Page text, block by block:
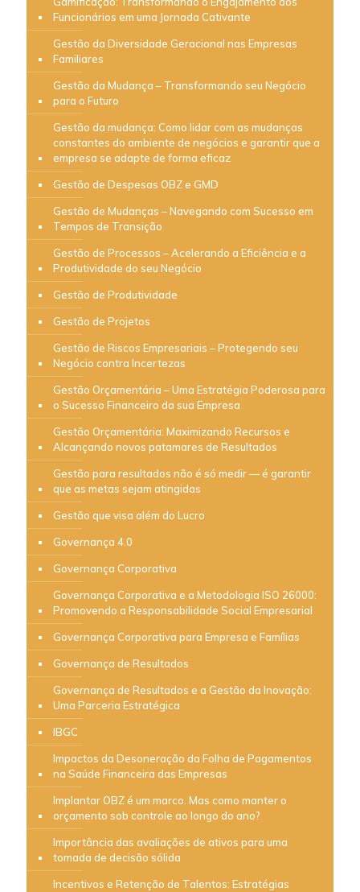
Funcionários em uma Jornada Cativante
Gestão da Diversidade Geracional nas Empresas
Familiares
Gestão da Mudança – Transformando seu Negócio
para o Futuro
Gestão da mudança: Como lidar com as mudanças
constantes do ambiente de negócios e garantir que a
empresa se adapte de forma eficaz
Gestão de Despesas OBZ e GMD
Gestão de Mudanças – Navegando com Sucesso em
Tempos de Transição
Gestão de Processos – Acelerando a Eficiência e a
Produtividade do seu Negócio
Gestão de Produtividade
Gestão de Projetos
Gestão de Riscos Empresariais – Protegendo seu
Negócio contra Incertezas
Gestão Orçamentária – Uma Estratégia Poderosa para
o Sucesso Financeiro da sua Empresa
Gestão Orçamentária: Maximizando Recursos e
Alcançando novos patamares de Resultados
Gestão para resultados não é só medir — é garantir
que as metas sejam atingidas
Gestão que visa além do Lucro
Governança 4.0
Governança Corporativa
Governança Corporativa e a Metodologia ISO 26000:
Promovendo a Responsabilidade Social Empresarial
Governança Corporativa para Empresa e Famílias
Governança de Resultados
Governança de Resultados e a Gestão da Inovação:
Uma Parceria Estratégica
IBGC
Impactos da Desoneração da Folha de Pagamentos
na Saúde Financeira das Empresas
Implantar OBZ é um marco. Mas como manter o
orçamento sob controle ao longo do ano?
Importância das avaliações de ativos para uma
tomada de decisão sólida
Incentivos e Retenção de Talentos: Estratégias